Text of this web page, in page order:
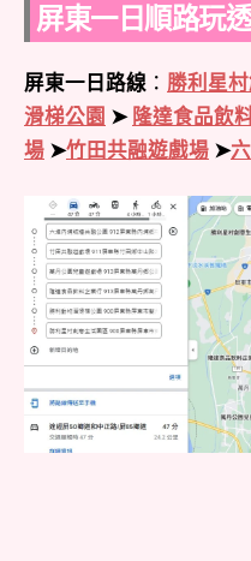
屏東一日順路玩
屏東一日路線 ： 勝利星
滑梯公園 ➤隆達食品飲
場 ➤竹田共融遊戲場 ➤